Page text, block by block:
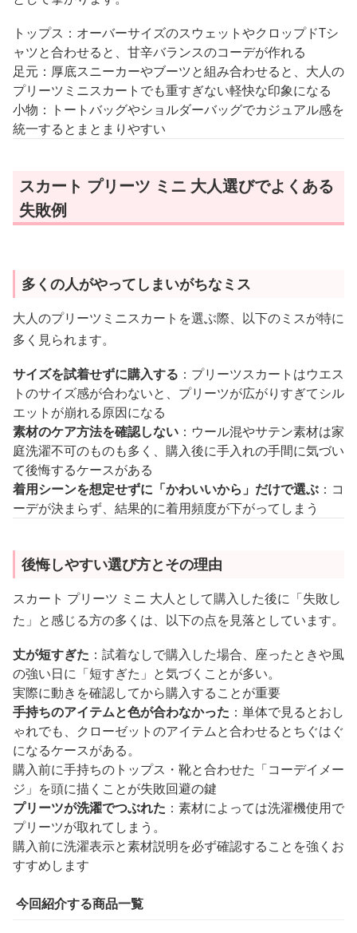
トップス：オーバーサイズのスウェットやクロップドTシ
ャツと合わせると、甘辛バランスのコーデが作れる
足元：厚底スニーカーやブーツと組み合わせると、大人の
プリーツミニスカートでも重すぎない軽快な印象になる
小物：トートバッグやショルダーバッグでカジュアル感を
統一するとまとまりやすい
スカート プリーツ ミニ 大人選びでよくある
失敗例
多くの人がやってしまいがちなミス
大人のプリーツミニスカートを選ぶ際、以下のミスが特に
多く見られます。
サイズを試着せずに購入する ：プリーツスカートはウエス
トのサイズ感が合わないと、プリーツが広がりすぎてシル
エットが崩れる原因になる
素材のケア方法を確認しない ：ウール混やサテン素材は家
庭洗濯不可のものも多く、購入後に手入れの手間に気づい
て後悔するケースがある
着用シーンを想定せずに「かわいいから」だけで選ぶ ：コ
ーデが決まらず、結果的に着用頻度が下がってしまう
後悔しやすい選び方とその理由
スカート プリーツ ミニ 大人として購入した後に「失敗し
た」と感じる方の多くは、以下の点を見落としています。
丈が短すぎた ：試着なしで購入した場合、座ったときや風
の強い日に「短すぎた」と気づくことが多い。
実際に動きを確認してから購入することが重要
手持ちのアイテムと色が合わなかった ：単体で見るとおし
ゃれでも、クローゼットのアイテムと合わせるとちぐはぐ
になるケースがある。
購入前に手持ちのトップス・靴と合わせた「コーデイメー
ジ」を頭に描くことが失敗回避の鍵
プリーツが洗濯でつぶれた ：素材によっては洗濯機使用で
プリーツが取れてしまう。
購入前に洗濯表示と素材説明を必ず確認することを強くお
すすめします
今回紹介する商品一覧